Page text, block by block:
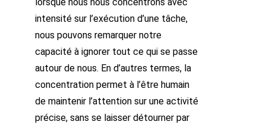
lorsque nous nous concentrons avec
intensité sur l’exécution d’une tâche,
nous pouvons remarquer notre
capacité à ignorer tout ce qui se passe
autour de nous. En d’autres termes, la
concentration permet à l’être humain
de maintenir l’attention sur une activité
précise, sans se laisser détourner par